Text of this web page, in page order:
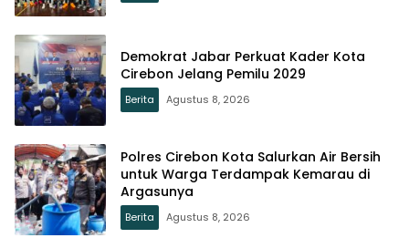
Demokrat Jabar Perkuat Kader Kota
Cirebon Jelang Pemilu 2029
Berita Agustus 8, 2026
Polres Cirebon Kota Salurkan Air Bersih
untuk Warga Terdampak Kemarau di
Argasunya
Berita Agustus 8, 2026